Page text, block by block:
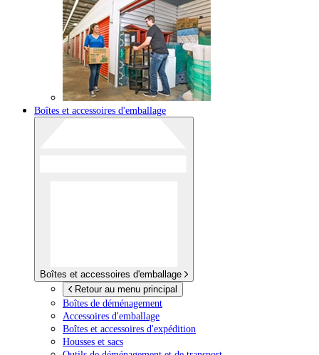
Boîtes et accessoires d'emballage
Boîtes et accessoires d'emballage
Retour au menu principal
Boîtes de déménagement
Accessoires d'emballage
Boîtes et accessoires d'expédition
Housses et sacs